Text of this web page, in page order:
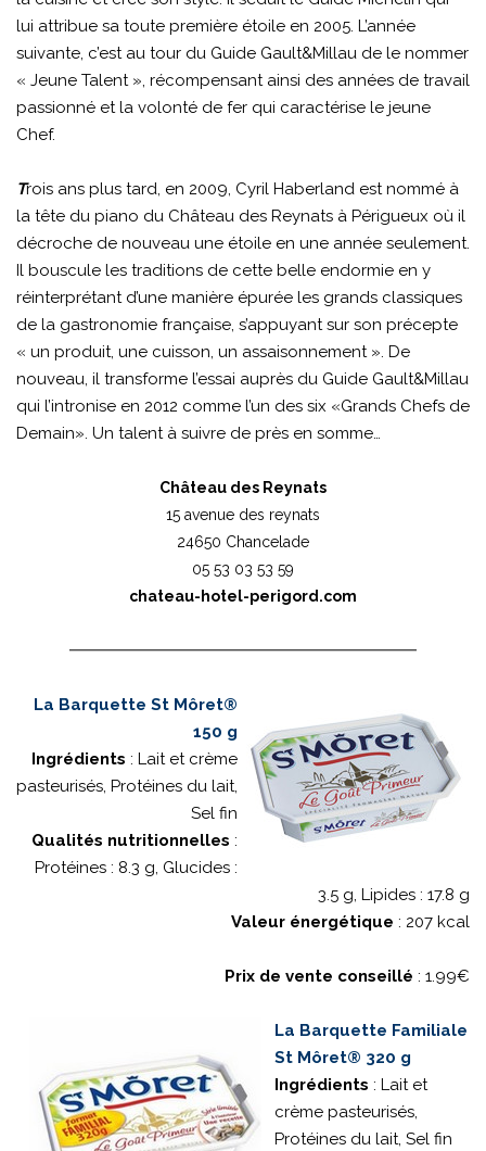
lui attribue sa toute première étoile en 2005. L’année
suivante, c’est au tour du Guide Gault&Millau de le nommer
« Jeune Talent », récompensant ainsi des années de travail
passionné et la volonté de fer qui caractérise le jeune
Chef.
Trois ans plus tard, en 2009, Cyril Haberland est nommé à
la tête du piano du Château des Reynats à Périgueux où il
décroche de nouveau une étoile en une année seulement.
Il bouscule les traditions de cette belle endormie en y
réinterprétant d’une manière épurée les grands classiques
de la gastronomie française, s’appuyant sur son précepte
« un produit, une cuisson, un assaisonnement ». De
nouveau, il transforme l’essai auprès du Guide Gault&Millau
qui l’intronise en 2012 comme l’un des six «Grands Chefs de
Demain». Un talent à suivre de près en somme…
Château des Reynats
15 avenue des reynats
24650 Chancelade
05 53 03 53 59
chateau-hotel-perigord.com
La Barquette St Môret®
150 g
Ingrédients : Lait et crème
pasteurisés, Protéines du lait,
Sel fin
Qualités nutritionnelles :
Protéines : 8.3 g, Glucides :
3.5 g, Lipides : 17.8 g
Valeur énergétique : 207 kcal
Prix de vente conseillé : 1.99€
La Barquette Familiale
St Môret® 320 g
Ingrédients : Lait et
crème pasteurisés,
Protéines du lait, Sel fin